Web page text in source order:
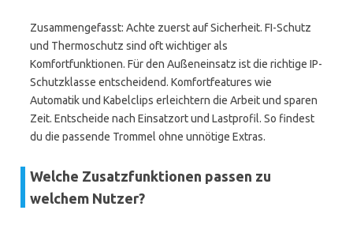
Zusammengefasst: Achte zuerst auf Sicherheit. FI-Schutz
und Thermoschutz sind oft wichtiger als
Komfortfunktionen. Für den Außeneinsatz ist die richtige IP-
Schutzklasse entscheidend. Komfortfeatures wie
Automatik und Kabelclips erleichtern die Arbeit und sparen
Zeit. Entscheide nach Einsatzort und Lastprofil. So findest
du die passende Trommel ohne unnötige Extras.
Welche Zusatzfunktionen passen zu
welchem Nutzer?